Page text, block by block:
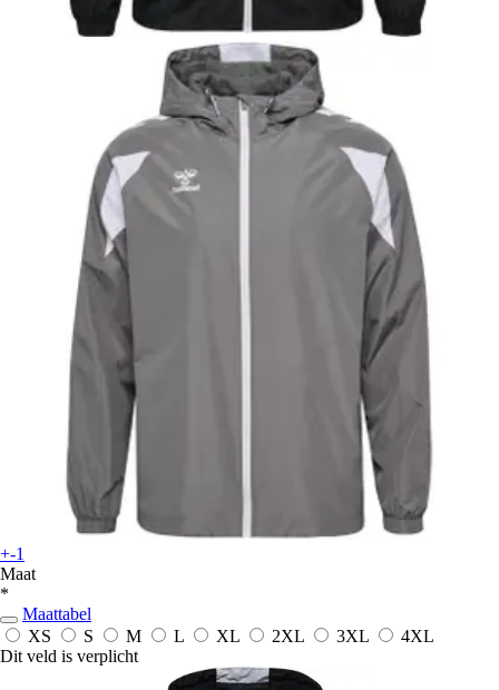
+-1
Maat
*
Maattabel
XS
S M L XL 2XL 3XL
4XL
Dit veld is verplicht